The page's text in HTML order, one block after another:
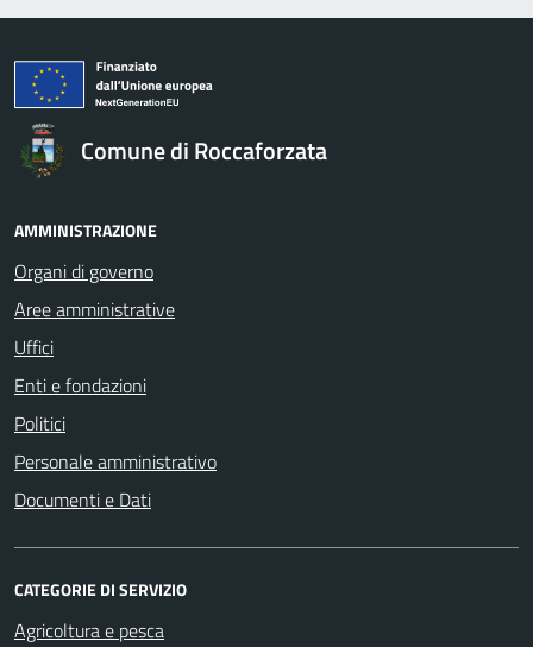
Comune di Roccaforzata
AMMINISTRAZIONE
Organi di governo
Aree amministrative
Uffici
Enti e fondazioni
Politici
Personale amministrativo
Documenti e Dati
CATEGORIE DI SERVIZIO
Agricoltura e pesca